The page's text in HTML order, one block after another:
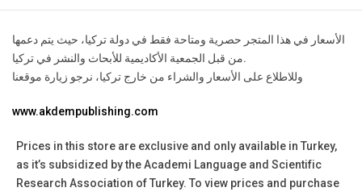
الأسعار في هذا المتجر حصرية ومتاحة فقط في دولة تركيا، حيث يتم دعمها
من قبل الجمعية الأكاديمية للأبحاث والنشر في تركيا.
وللاطلاع على الأسعار والشراء من خارج تركيا، نرجو زيارة موقعنا
www.akdempublishing.com
Prices in this store are exclusive and only available in Turkey,
as it’s subsidized by the Academi Language and Scientific
Research Association of Turkey. To view prices and purchase